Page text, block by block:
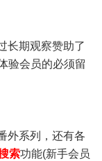
长期观察赞助了
验会员的必须留
外系列，还有各
索功能(新手会员